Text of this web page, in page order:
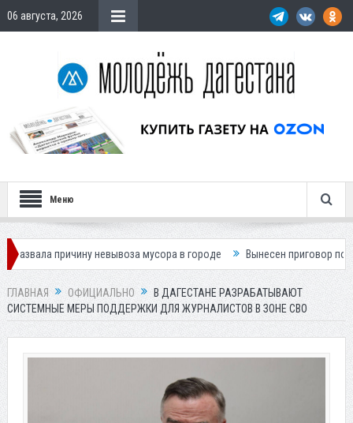
06 августа, 2026
Меню
невывоза мусора в городе Вынесен приговор по делу о
ГЛАВНАЯ ОФИЦИАЛЬНО
В ДАГЕСТАНЕ РАЗРАБАТЫВАЮТ
СИСТЕМНЫЕ МЕРЫ ПОДДЕРЖКИ ДЛЯ ЖУРНАЛИСТОВ В ЗОНЕ СВО